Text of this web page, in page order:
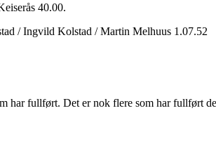
40.00.
/ Ingvild Kolstad / Martin Melhuus 1.07.52
har fullført. Det er nok flere som har fullført